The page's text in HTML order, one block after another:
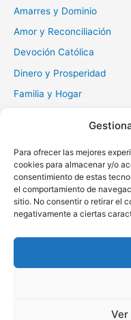
Para ofrecer las mejores
cookies para almacenar y/o
consentimiento de estas
el comportamiento de
sitio. No consentir o retirar el
negativamente a ciertas
r
Amarres y Dominio
Amor y Reconciliación
Devoción Católica
Dinero y Prosperidad
Familia y Hogar
Muerte y Difuntos
Oraciones Diarias
Otras
Protección y Liberación
Salud y Sanación